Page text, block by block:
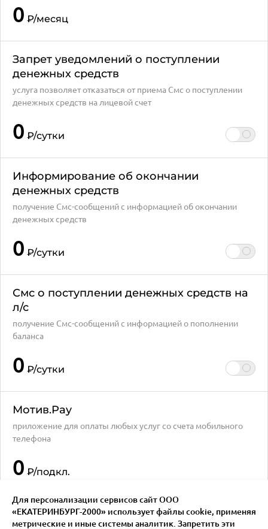
0 ₽/месяц
Запрет уведомлений о поступлении
денежных средств
услуга позволяет отказаться от приема Смс о поступлении
денежных средств на лицевой счет
0 ₽/сутки
Информирование об окончании
денежных средств
получение Смс-сообщений с информацией об окончании
денежных средств
0 ₽/сутки
Смс о поступлении денежных средств на
л/с
получение Смс-сообщений с информацией о пополнении
баланса
0 ₽/сутки
Мотив.Pay
приложение для оплаты любых услуг со счета мобильного
телефона
0 ₽/подкл.
Для персонализации сервисов сайт ООО
«ЕКАТЕРИНБУРГ-2000» использует файлы сookie, применяя
метрические и иные системы аналитик. Запретить эти